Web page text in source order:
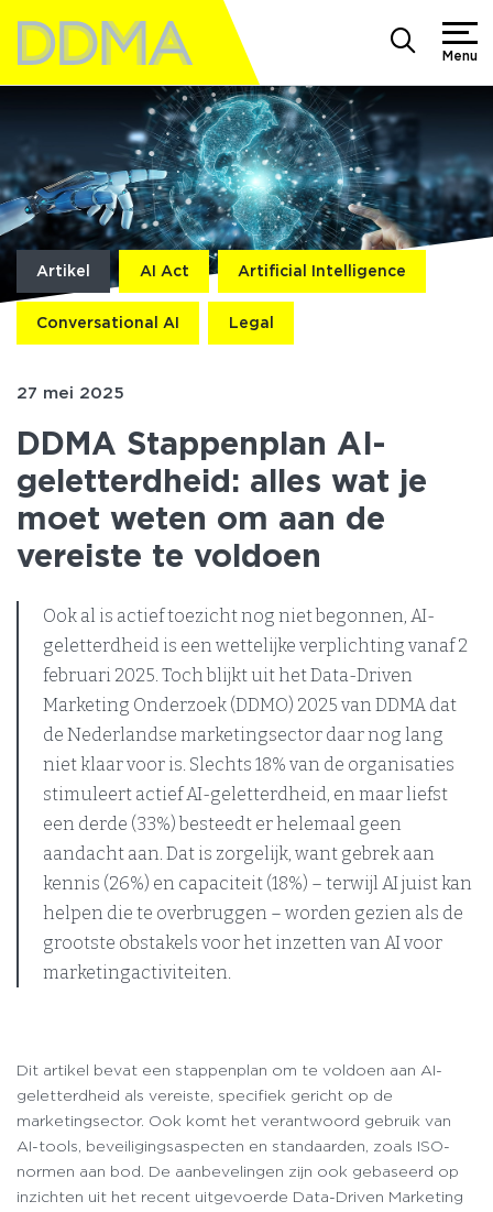
Menu
Artikel AI Act Artificial Intelligence
Conversational AI Legal
27 mei 2025
DDMA Stappenplan AI-
geletterdheid: alles wat je
moet weten om aan de
vereiste te voldoen
Ook al is actief toezicht nog niet begonnen, AI-
geletterdheid is een wettelijke verplichting vanaf 2
februari 2025. Toch blijkt uit het Data-Driven
Marketing Onderzoek (DDMO) 2025 van DDMA dat
de Nederlandse marketingsector daar nog lang
niet klaar voor is. Slechts 18% van de organisaties
stimuleert actief AI-geletterdheid, en maar liefst
een derde (33%) besteedt er helemaal geen
aandacht aan. Dat is zorgelijk, want gebrek aan
kennis (26%) en capaciteit (18%) – terwijl AI juist kan
helpen die te overbruggen – worden gezien als de
grootste obstakels voor het inzetten van AI voor
marketingactiviteiten.
Dit artikel bevat een stappenplan om te voldoen aan AI-
geletterdheid als vereiste, specifiek gericht op de
marketingsector. Ook komt het verantwoord gebruik van
AI-tools, beveiligingsaspecten en standaarden, zoals ISO-
normen aan bod. De aanbevelingen zijn ook gebaseerd op
inzichten uit het recent uitgevoerde Data-Driven Marketing